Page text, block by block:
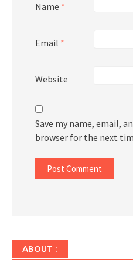
Name *
Email *
Website
Save my name, email,
browser for the next
ABOUT :